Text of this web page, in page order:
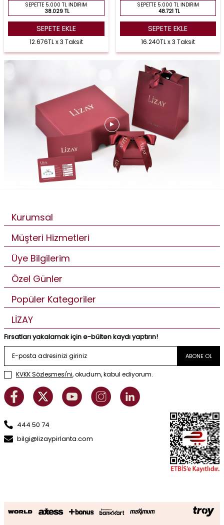
SEPETTE 5.000 TL İNDIRIM
38.029 TL
SEPETE EKLE
12.676TL x 3 Taksit
SEPETTE 5.000 TL İNDIRIM
48.721 TL
SEPETE EKLE
16.240TL x 3 Taksit
Kurumsal
Müşteri Hizmetleri
Üye Bilgilerim
Özel Günler
Popüler Kategoriler
LİZAY
Fırsatları yakalamak için e-bülten kaydı yaptırın!
ABONE OL
KVKK Sözleşmesi'ni, okudum, kabul ediyorum.
444 50 74
bilgi@lizaypirlanta.com